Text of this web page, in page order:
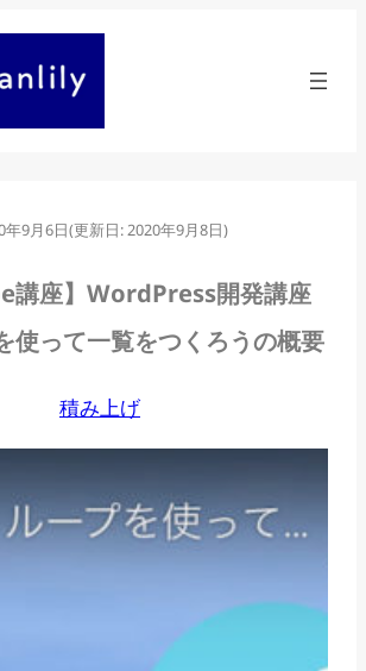
年9月6日(更新日:2020年9月8日)
講座】WordPress開発講座
使って一覧をつくろうの概要
積み上げ